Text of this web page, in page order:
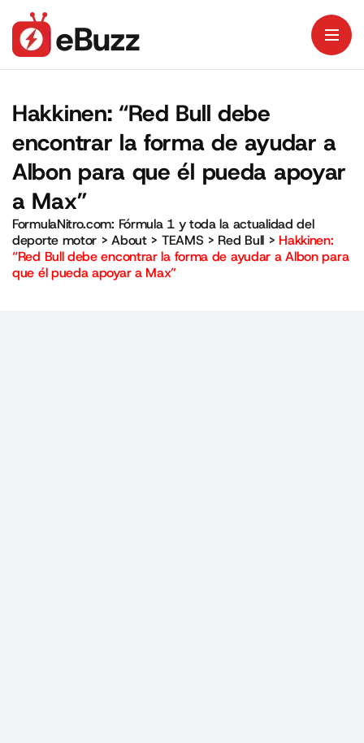
Hakkinen: “Red Bull debe
encontrar la forma de ayudar a
Albon para que él pueda apoyar
a Max”
FormulaNitro.com: Fórmula 1 y toda la actualidad del
deporte motor >About> TEAMS > Red Bull > Hakkinen:
“Red Bull debe encontrar la forma de ayudar a Albon para
que él pueda apoyar a Max”